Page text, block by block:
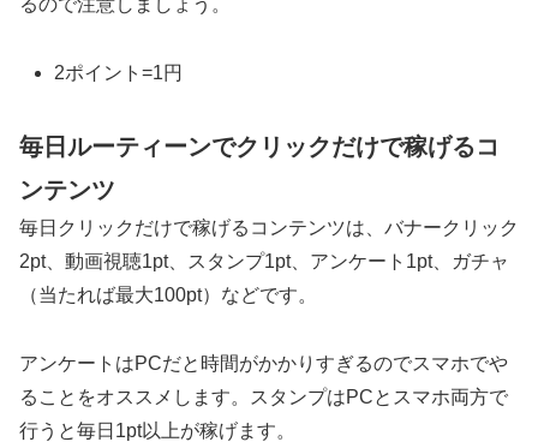
るので注意しましょう。
2ポイント=1円
毎日ルーティーンでクリックだけで稼げるコ
ンテンツ
毎日クリックだけで稼げるコンテンツは、バナークリック
2pt、動画視聴1pt、スタンプ1pt、アンケート1pt、ガチャ
（当たれば最大100pt）などです。
アンケートはPCだと時間がかかりすぎるのでスマホでや
ることをオススメします。スタンプはPCとスマホ両方で
行うと毎日1pt以上が稼げます。